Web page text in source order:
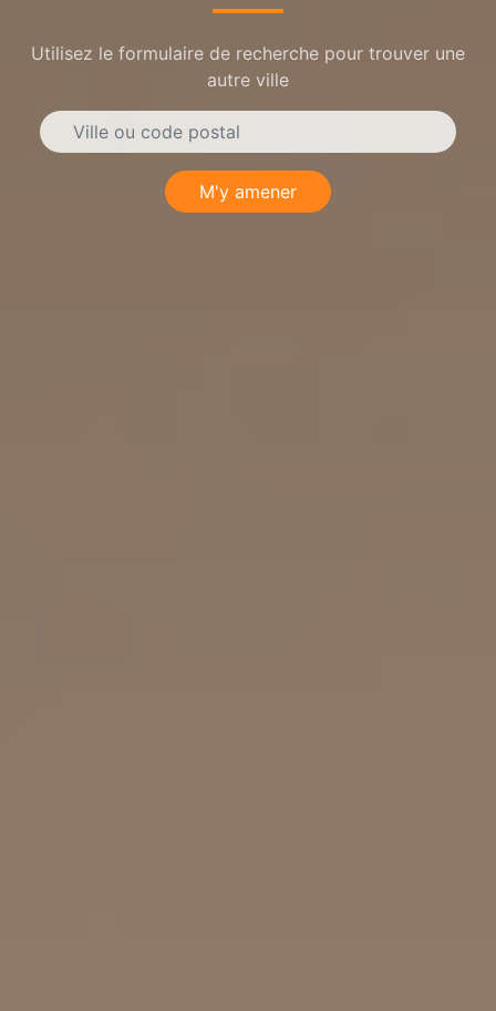
Utilisez le formulaire de recherche pour trouver une
autre ville
M'y amener